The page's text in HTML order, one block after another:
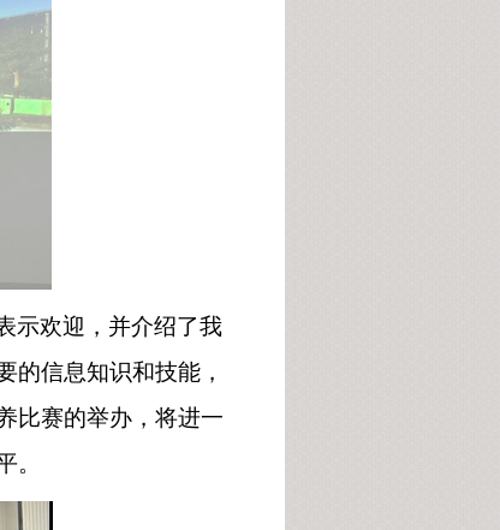
示欢迎，并介绍了我
的信息知识和技能，
比赛的举办，将进一
。